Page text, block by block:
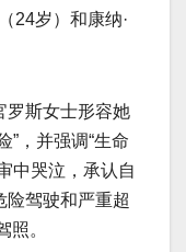
24岁）和康纳·
罗斯女士形容她
”，并强调“生命
中哭泣，承认自
险驾驶和严重超
照。